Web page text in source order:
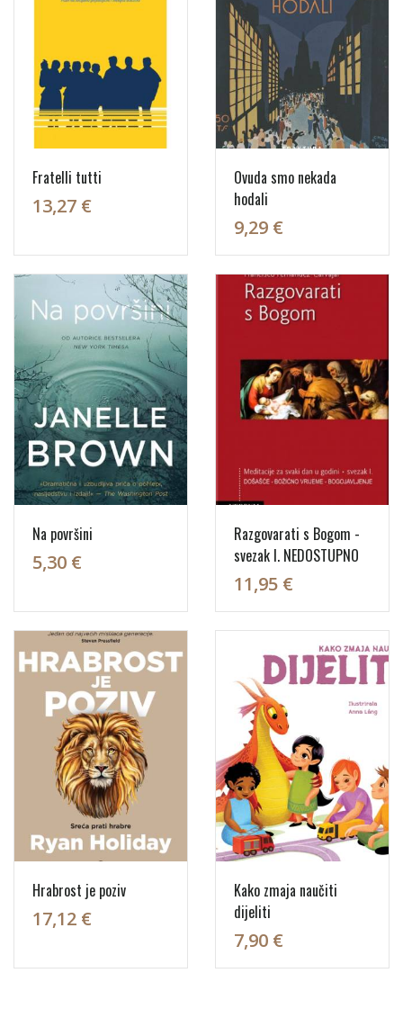
Fratelli tutti
13,27 €
Ovuda smo nekada
hodali
9,29 €
Na površini
5,30 €
Razgovarati s Bogom -
svezak I. NEDOSTUPNO
11,95 €
Hrabrost je poziv
17,12 €
Kako zmaja naučiti
dijeliti
7,90 €